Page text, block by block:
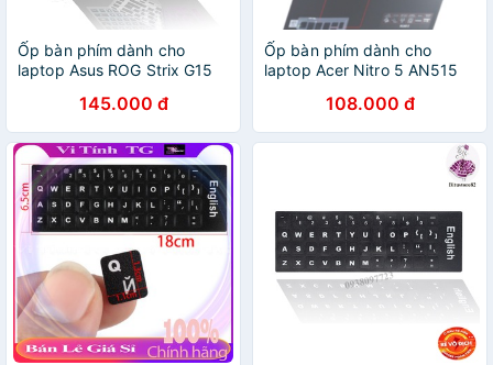
Ốp bàn phím dành cho
laptop Asus ROG Strix G15
bảo vệ che, phủ, đậy, lót
bàn phím
145.000 đ
Ốp bàn phím dành cho
laptop Acer Nitro 5 AN515
vệ che, phủ, đậy, lót bàn
phím
108.000 đ